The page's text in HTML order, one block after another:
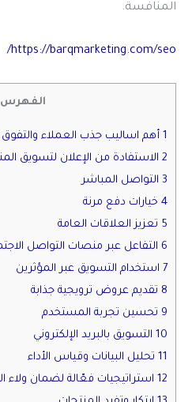
المنافسة.
https://barqmarketing.com/seo/
الفهرس
1 أهم اساليب جذب العملاء والتفوق علي المنافسين
2 الاستفادة من الإعلان لتسويق المنتج
3 التواصل المباشر
4 خيارات دفع مرنة
5 تعزيز العلاقات العامة
6 التفاعل عبر منصات التواصل الاجتماعي
7 استخدام التسويق عبر المؤثرين
8 تقديم عروض ترويجية جذابة
9 تحسين تجربة المستخدم
10 التسويق بالبريد الإلكتروني
11 تحليل البيانات وقياس الأداء
12 استراتيجيات فعّالة لضمان ولاء العملاء